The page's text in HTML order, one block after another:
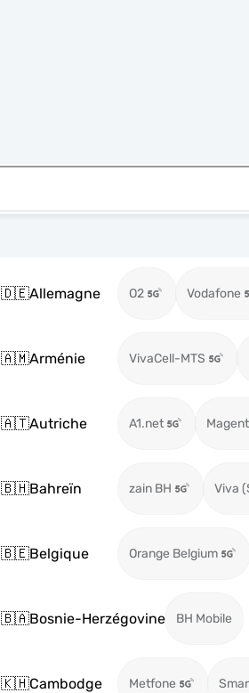
🇩🇪Allemagne O2 Vodafone
🇦🇲Arménie VivaCell-MTS
🇦🇹Autriche A1.net
🇧🇭Bahreïn zain BH Viva
🇧🇪Belgique Orange Belgium
🇧🇦Bosnie-Herzégovine BH Mobile
🇰🇭Cambodge Metfone